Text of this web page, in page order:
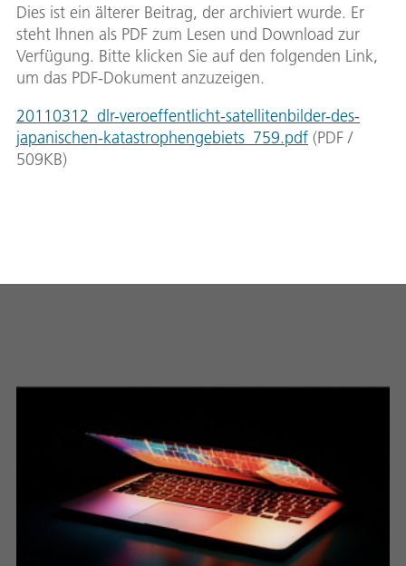
Dies ist ein älterer Beitrag, der archiviert wurde. Er
steht Ihnen als PDF zum Lesen und Download zur
Verfügung. Bitte klicken Sie auf den folgenden Link,
um das PDF-Dokument anzuzeigen.
20110312_dlr-veroeffentlicht-satellitenbilder-des-
japanischen-katastrophengebiets_759.pdf (PDF /
509KB)